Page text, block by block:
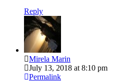
Reply
Mirela Marin
July 13, 2018 at 8:10 pm
Permalink